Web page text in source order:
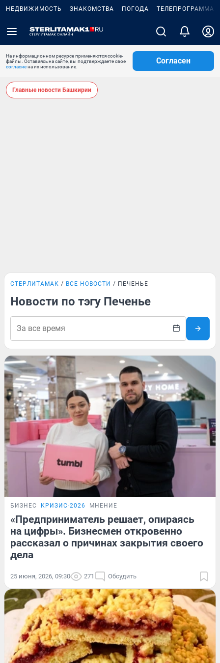
НЕДВИЖИМОСТЬ ЗНАКОМСТВА ПОГОДА ТЕЛЕПРОГРАММА
На информационном ресурсе применяются cookie-
файлы. Оставаясь на сайте, вы подтверждаете свое
согласиена их использование.
Согласен
Главные новости Башкирии
СТЕРЛИТАМАК ВСЕ НОВОСТИ ПЕЧЕНЬЕ
Новости по тэгу Печенье
БИЗНЕС КРИЗИС-2026 МНЕНИЕ
«Предприниматель решает, опираясь
на цифры». Бизнесмен откровенно
рассказал о причинах закрытия своего
дела
25 июня, 2026, 09:30 271 Обсудить